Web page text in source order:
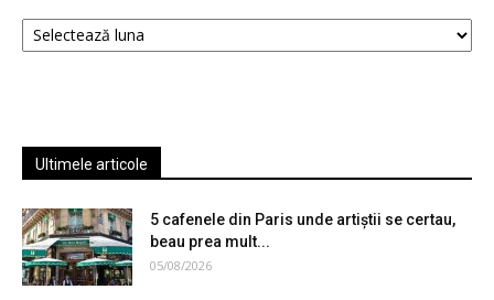
Arhive
Ultimele articole
5 cafenele din Paris unde artiștii se certau,
beau prea mult...
05/08/2026